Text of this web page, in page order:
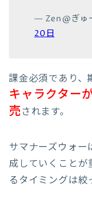
— Zen@ぎゅ
20日
課金必須であり、
キャラクター
売されます。
サマナーズウォー
成していくことが
るタイミングは絞